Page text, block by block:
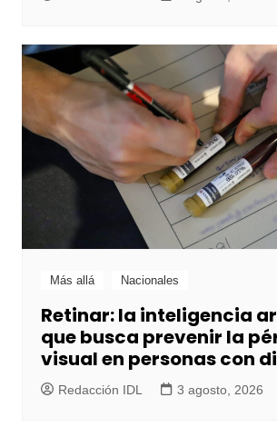
Más allá Nacionales
Retinar: la inteligencia
que busca prevenir la
visual en personas con
Redacción IDL 3 agosto, 2026